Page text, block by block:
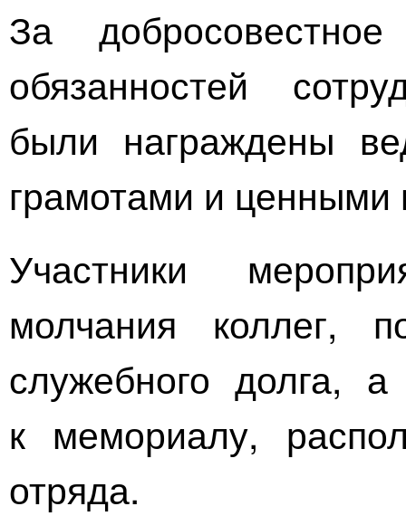
За
обязанностей
были награждены
грамотами и ценными
Участники
молчания коллег,
служебного долга,
к мемориалу,
отряда.